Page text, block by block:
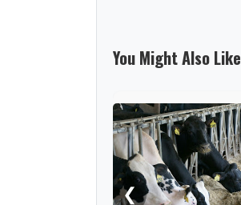
You Might Also Like
❮